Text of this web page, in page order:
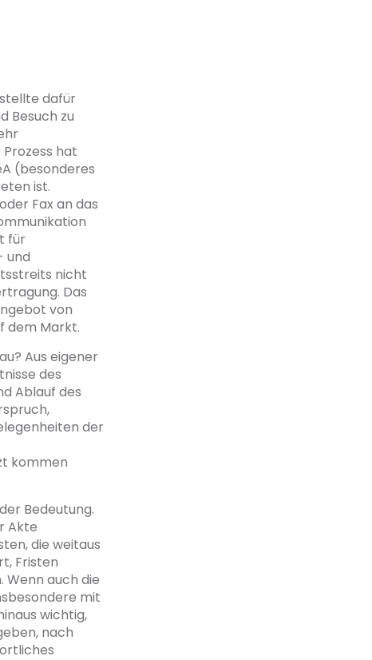
dafür
Besuch zu
hat
(besonderes
ist.
Fax an das
für
und
nicht
Das
von
dem Markt.
Aus eigener
des
Ablauf des
der
kommen
Bedeutung.
Akte
die weitaus
Fristen
auch die
mit
wichtig,
nach